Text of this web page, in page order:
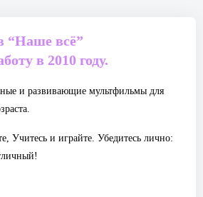
“Наше всё”
в 2010 году.
и развивающие мультфильмы для
Учитесь и играйте. Убедитесь лично: